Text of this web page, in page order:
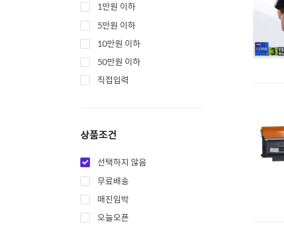
1만원 이하
5만원 이하
10만원 이하
50만원 이하
직접입력
상품조건
선택하지 않음
무료배송
매진임박
오늘오픈